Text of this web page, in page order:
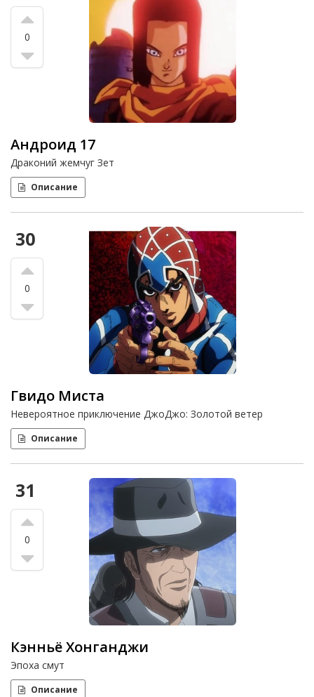
0
Андроид 17
Драконий жемчуг Зет
Описание
30
0
Гвидо Миста
Невероятное приключение ДжоДжо: Золотой ветер
Описание
31
0
Кэнньё Хонганджи
Эпоха смут
Описание